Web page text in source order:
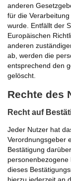
anderen
für die
wurde. Entfällt der
Europäischen
anderen
ab, werden die
entsprechend den
gelöscht.
Rechte des
Recht auf
Jeder Nutzer hat
Verordnungsgeber
Bestätigung
dieses